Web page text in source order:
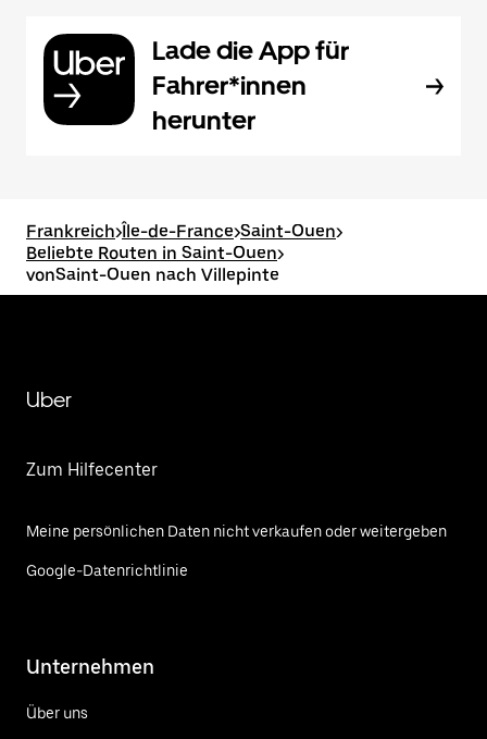
Lade die App für
Fahrer*innen
herunter
Frankreich>Île-de-France>Saint-Ouen>
Beliebte Routen in Saint-Ouen>
vonSaint-Ouen nach Villepinte
Uber
Zum Hilfecenter
Meine persönlichen Daten nicht verkaufen oder weitergeben
Google-Datenrichtlinie
Unternehmen
Über uns